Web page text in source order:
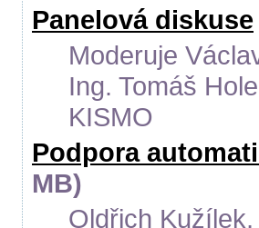
Panelová diskuse
Moderuje
Ing. Tomáš
KISMO
Podpora
MB)
Oldřich